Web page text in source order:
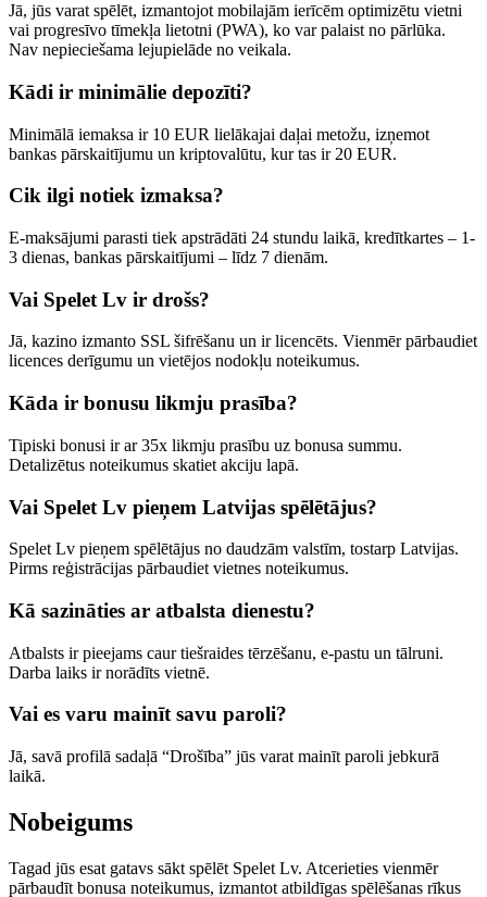
Jā, jūs varat spēlēt, izmantojot mobilajām ierīcēm optimizētu vietni
vai progresīvo tīmekļa lietotni (PWA), ko var palaist no pārlūka.
Nav nepieciešama lejupielāde no veikala.
Kādi ir minimālie depozīti?
Minimālā iemaksa ir 10 EUR lielākajai daļai metožu, izņemot
bankas pārskaitījumu un kriptovalūtu, kur tas ir 20 EUR.
Cik ilgi notiek izmaksa?
E-maksājumi parasti tiek apstrādāti 24 stundu laikā, kredītkartes – 1-
3 dienas, bankas pārskaitījumi – līdz 7 dienām.
Vai Spelet Lv ir drošs?
Jā, kazino izmanto SSL šifrēšanu un ir licencēts. Vienmēr pārbaudiet
licences derīgumu un vietējos nodokļu noteikumus.
Kāda ir bonusu likmju prasība?
Tipiski bonusi ir ar 35x likmju prasību uz bonusa summu.
Detalizētus noteikumus skatiet akciju lapā.
Vai Spelet Lv pieņem Latvijas spēlētājus?
Spelet Lv pieņem spēlētājus no daudzām valstīm, tostarp Latvijas.
Pirms reģistrācijas pārbaudiet vietnes noteikumus.
Kā sazināties ar atbalsta dienestu?
Atbalsts ir pieejams caur tiešraides tērzēšanu, e-pastu un tālruni.
Darba laiks ir norādīts vietnē.
Vai es varu mainīt savu paroli?
Jā, savā profilā sadaļā “Drošība” jūs varat mainīt paroli jebkurā
laikā.
Nobeigums
Tagad jūs esat gatavs sākt spēlēt Spelet Lv. Atcerieties vienmēr
pārbaudīt bonusa noteikumus, izmantot atbildīgas spēlēšanas rīkus